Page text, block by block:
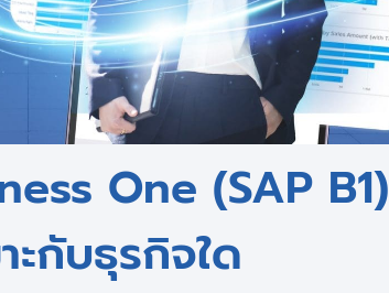
One (SAP B1)
ะกับธุรกิจใด